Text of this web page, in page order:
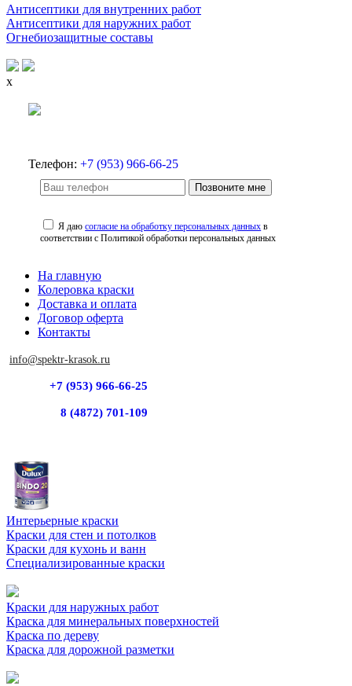
Антисептики для внутренних работ
Антисептики для наружних работ
Огнебиозащитные составы
x
Телефон: +7 (953) 966-66-25
Позвоните мне
Я даюсогласие на обработку персональных данных в
соответствии с Политикой обработки персональных данных
На главную
Колеровка краски
Доставка и оплата
Договор оферта
Контакты
info@spektr-krasok.ru
+7 (953) 966-66-25
8 (4872) 701-109
Интерьерные краски
Краски для стен и потолков
Краски для кухонь и ванн
Специализированные краски
Краски для наружных работ
Краска для минеральных поверхностей
Краска по дереву
Краска для дорожной разметки